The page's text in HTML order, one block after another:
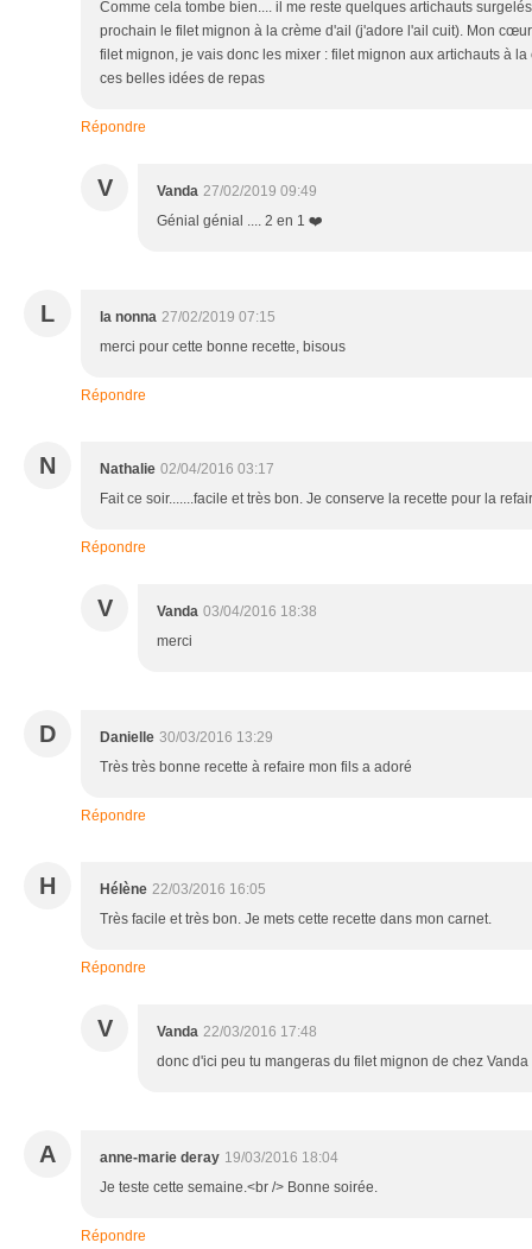
Comme cela tombe bien.... il me reste quelques artichauts
prochain le filet mignon à la crème d'ail (j'adore l'ail cuit). Mon
filet mignon, je vais donc les mixer : filet mignon aux artichauts à
ces belles idées de repas
Répondre
V Vanda 27/02/2019 09:49
Génial génial .... 2 en 1 ❤️
L la nonna 27/02/2019 07:15
merci pour cette bonne recette, bisous
Répondre
N Nathalie 02/04/2016 03:17
Fait ce soir.......facile et très bon. Je conserve la recette pour la
Répondre
V Vanda 03/04/2016 18:38
merci
D Danielle 30/03/2016 13:29
Très très bonne recette à refaire mon fils a adoré
Répondre
H Hélène 22/03/2016 16:05
Très facile et très bon. Je mets cette recette dans mon carnet.
Répondre
V Vanda 22/03/2016 17:48
donc d'ici peu tu mangeras du filet mignon de chez Vanda
A anne-marie deray 19/03/2016 18:04
Je teste cette semaine.<br /> Bonne soirée.
Répondre